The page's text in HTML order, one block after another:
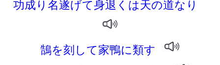
功成り名遂げて身退くは天の道なり
鵠を刻して家鴨に類す